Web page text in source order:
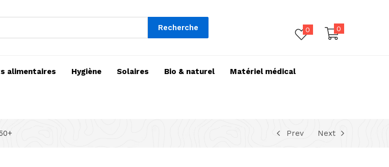
Recherche 0 0
alimentaires Hygiène Solaires Bio & naturel Matériel médical
Prev Next